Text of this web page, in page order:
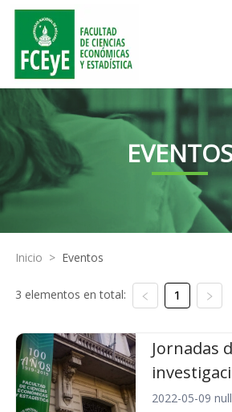
EVENTOS
Inicio > Eventos
3 elementos en total: 1
Jornadas
2022-05-09 null